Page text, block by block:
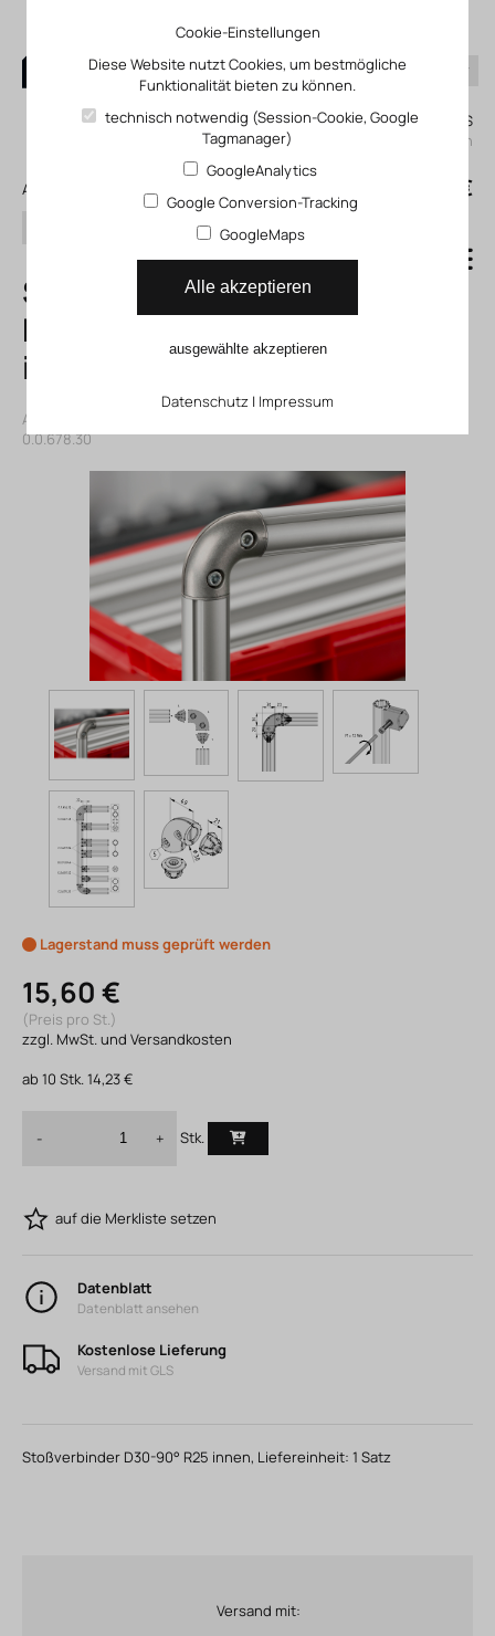
0
Mein KLEFINGHAUS
einloggen
Alle Produkte
Suchen
0,00 €
Stoßverbinder
D30-90° R25
innen
Artikelnummer: 41067830
0.0.678.30
Lagerstand muss geprüft werden
15,60 €
(Preis pro St.)
zzgl. MwSt. und Versandkosten
ab10 Stk.14,23 €
- + Stk.
auf die Merkliste setzen
Datenblatt
Datenblatt ansehen
Kostenlose Lieferung
Versand mit GLS
Stoßverbinder D30-90° R25 innen, Liefereinheit: 1 Satz
Versand mit:
Cookie-Einstellungen
Diese Website nutzt Cookies, um bestmögliche
Funktionalität bieten zu können.
technisch notwendig (Session-Cookie, Google
Tagmanager)
GoogleAnalytics
Google Conversion-Tracking
GoogleMaps
Alle akzeptieren
ausgewählte akzeptieren
Datenschutz | Impressum